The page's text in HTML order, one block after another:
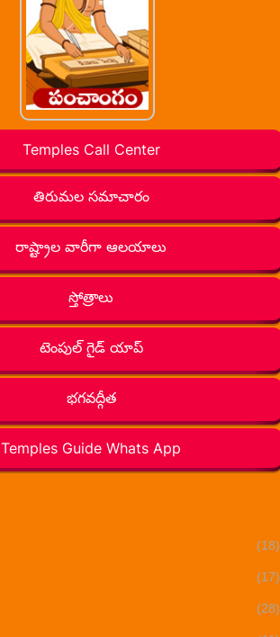
Temples Call Center
తిరుమల సమాచారం
రాష్ట్రాల వారీగా ఆలయాలు
స్తోత్రాలు
టెంపుల్ గైడ్ యాప్
భగవద్గీత
Temples Guide Whats App
(18)
(17)
(28)